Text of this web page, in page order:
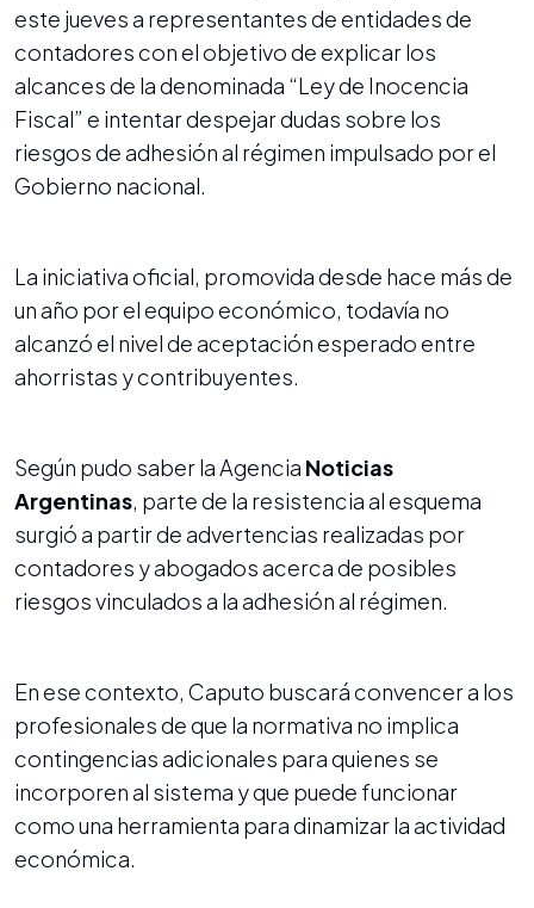
este jueves a representantes de entidades de
contadores con el objetivo de explicar los
alcances de la denominada “Ley de Inocencia
Fiscal” e intentar despejar dudas sobre los
riesgos de adhesión al régimen impulsado por el
Gobierno nacional.
La iniciativa oficial, promovida desde hace más de
un año por el equipo económico, todavía no
alcanzó el nivel de aceptación esperado entre
ahorristas y contribuyentes.
Según pudo saber la Agencia Noticias
Argentinas, parte de la resistencia al esquema
surgió a partir de advertencias realizadas por
contadores y abogados acerca de posibles
riesgos vinculados a la adhesión al régimen.
En ese contexto, Caputo buscará convencer a los
profesionales de que la normativa no implica
contingencias adicionales para quienes se
incorporen al sistema y que puede funcionar
como una herramienta para dinamizar la actividad
económica.